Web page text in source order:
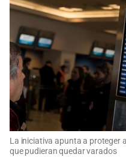
La iniciativa apunta a proteger
que pudieran quedar varados